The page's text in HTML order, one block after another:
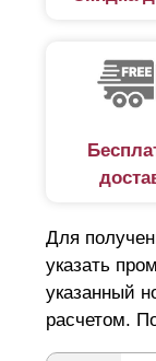
Для
указать
указанный
расчетом.